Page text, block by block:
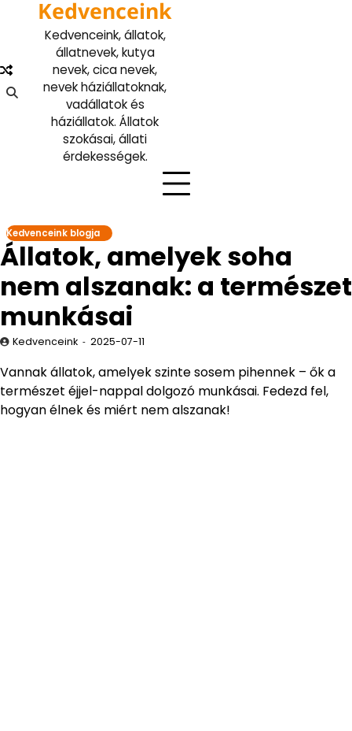
Kedvenceink
Kedvenceink, állatok,
állatnevek, kutya
nevek, cica nevek,
nevek háziállatoknak,
vadállatok és
háziállatok. Állatok
szokásai, állati
érdekességek.
Kedvenceink blogja
Állatok, amelyek soha
nem alszanak: a természet
munkásai
Kedvenceink 2025-07-11
Vannak állatok, amelyek szinte sosem pihennek – ők a
természet éjjel-nappal dolgozó munkásai. Fedezd fel,
hogyan élnek és miért nem alszanak!